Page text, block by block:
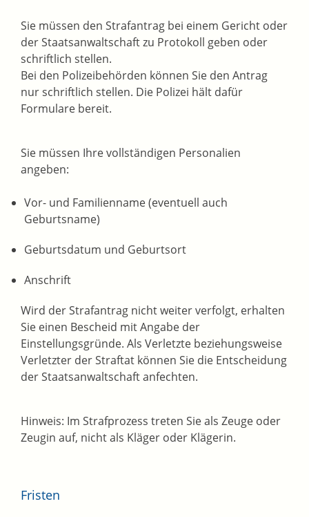
Sie müssen den Strafantrag bei einem Gericht oder
der Staatsanwaltschaft zu Protokoll geben oder
schriftlich stellen.
Bei den Polizeibehörden können Sie den Antrag
nur schriftlich stellen. Die Polizei hält dafür
Formulare bereit.
Sie müssen Ihre vollständigen Personalien
angeben:
Vor- und Familienname (eventuell auch
Geburtsname)
Geburtsdatum und Geburtsort
Anschrift
Wird der Strafantrag nicht weiter verfolgt, erhalten
Sie einen Bescheid mit Angabe der
Einstellungsgründe. Als Verletzte beziehungsweise
Verletzter der Straftat können Sie die Entscheidung
der Staatsanwaltschaft anfechten.
Hinweis: Im Strafprozess treten Sie als Zeuge oder
Zeugin auf, nicht als Kläger oder Klägerin.
Fristen